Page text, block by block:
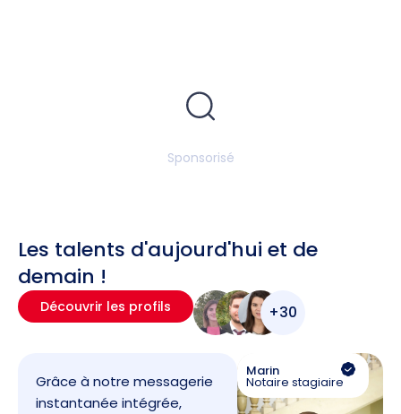
Sponsorisé
Les talents d'aujourd'hui et de
demain !
Découvrir les profils +30
Grâce à notre messagerie
instantanée intégrée,
Marin
Notaire stagiaire